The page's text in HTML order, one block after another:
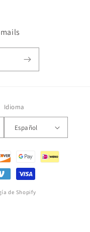
Idioma
Español
de Shopify